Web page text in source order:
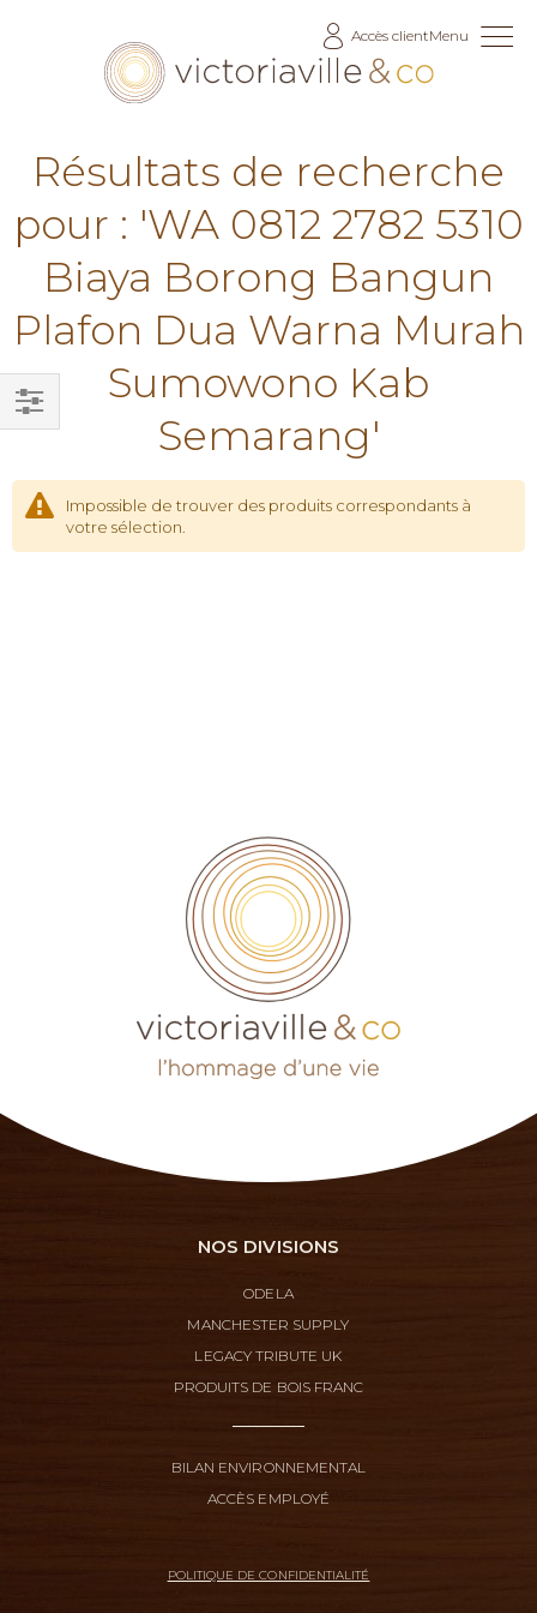
Accès clientMenu
Résultats de recherche
pour : 'WA 0812 2782 5310
Biaya Borong Bangun
Plafon Dua Warna Murah
Sumowono Kab
Semarang'
Impossible de trouver des produits correspondants à
votre sélection.
Filtrer
NOS DIVISIONS
ODELA
MANCHESTER SUPPLY
LEGACY TRIBUTE UK
PRODUITS DE BOIS FRANC
BILAN ENVIRONNEMENTAL
ACCÈS EMPLOYÉ
POLITIQUE DE CONFIDENTIALITÉ